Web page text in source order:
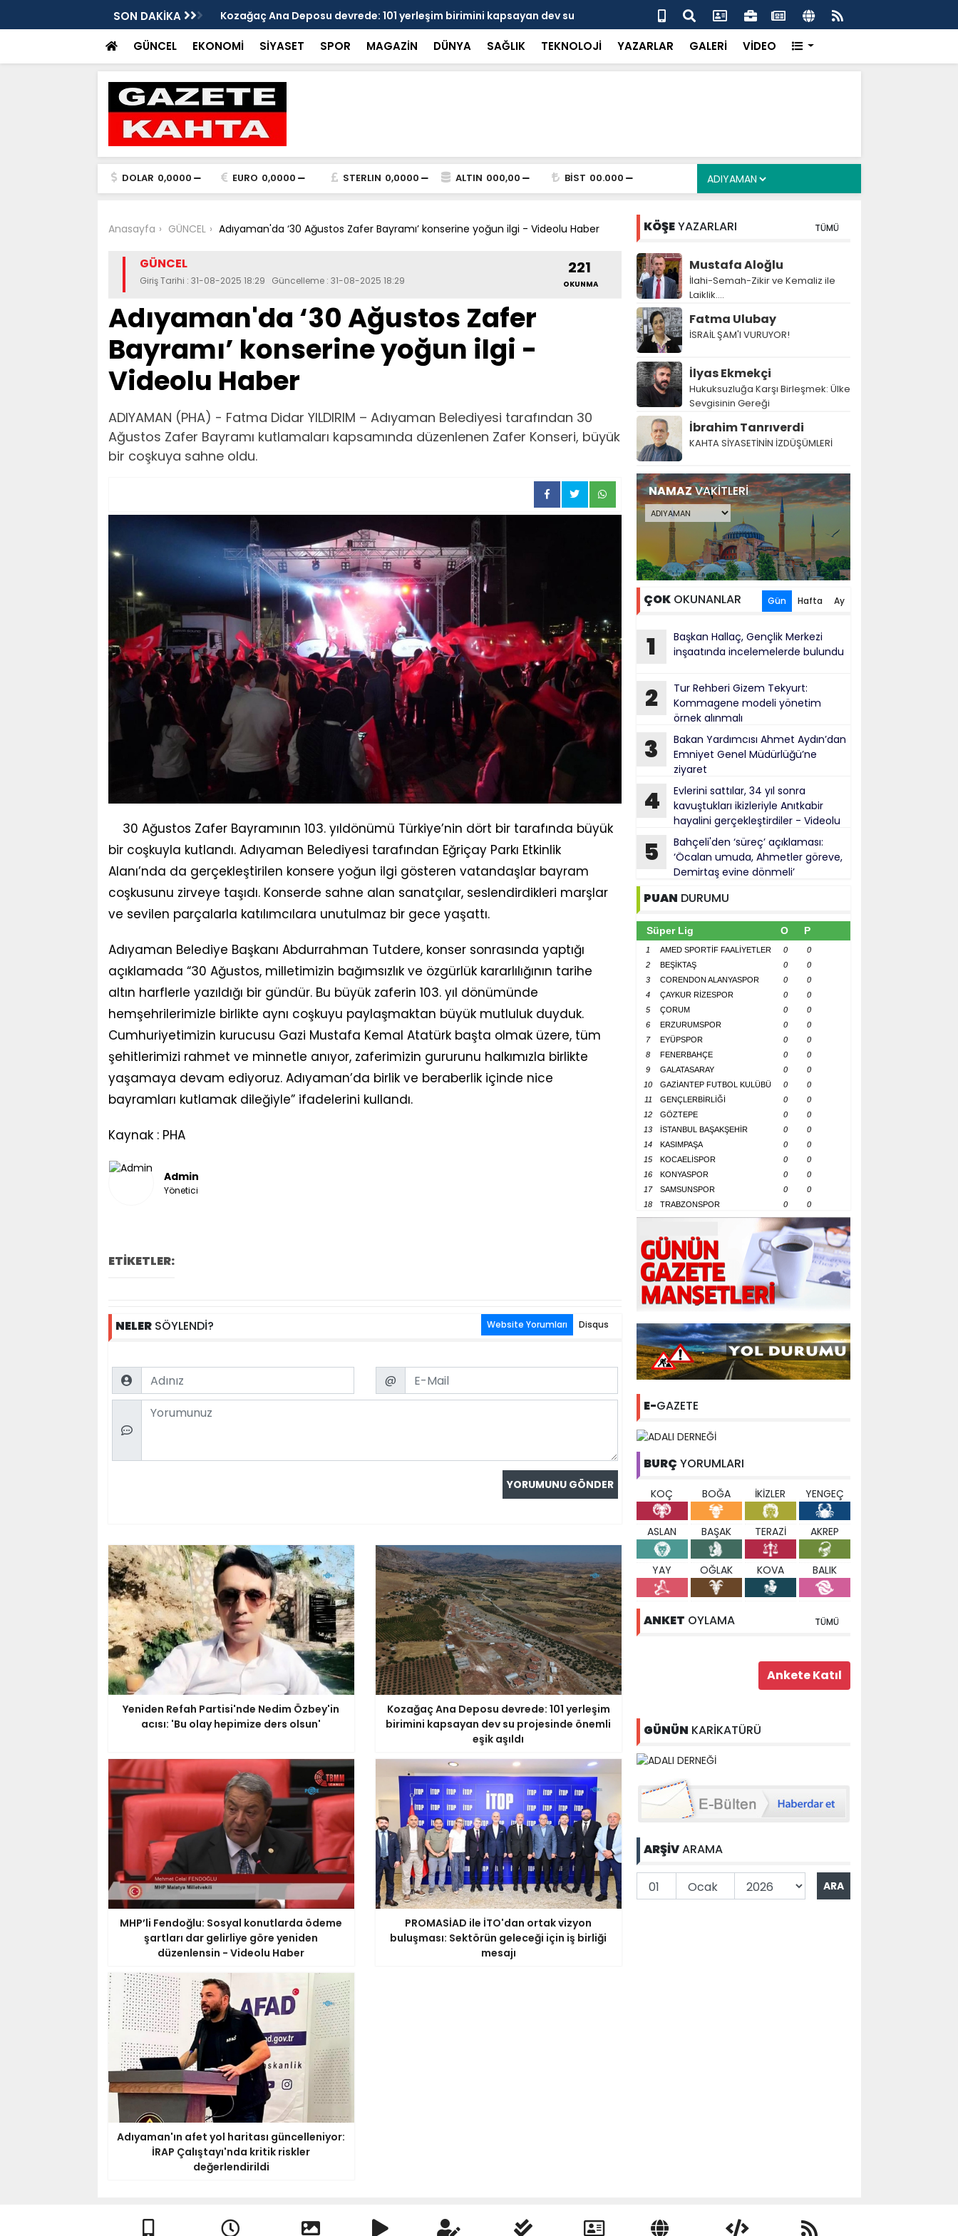
SON DAKİKA
Özbey'in acısı: 'Bu olay hepimize
Kozağaç Ana Deposu devrede: 101 yerleşim birimini kapsayan dev su
projesinde önemli eşik aşıldı
Prof. Dr. Dalyan: ‘Fransız Enstitüsü raporu, Adıyaman'daki siyasi
kırılmayı 'metroköy' kavramıyla açıklıyor’
GÜNCEL EKONOMİ SİYASET SPOR MAGAZİN DÜNYA SAĞLIK TEKNOLOJİ YAZARLAR GALERİ VİDEO
DOLAR 0,0000 EURO 0,0000 STERLIN 0,0000 ALTIN 000,00 BİST 00.000
Anasayfa GÜNCEL Adıyaman'da ‘30 Ağustos Zafer Bayramı’ konserine yoğun ilgi - Videolu Haber
GÜNCEL
Giriş Tarihi : 31-08-2025 18:29 Güncelleme : 31-08-2025 18:29
221
OKUNMA
Adıyaman'da ‘30 Ağustos Zafer
Bayramı’ konserine yoğun ilgi -
Videolu Haber
ADIYAMAN (PHA) - Fatma Didar YILDIRIM – Adıyaman Belediyesi tarafından 30
Ağustos Zafer Bayramı kutlamaları kapsamında düzenlenen Zafer Konseri, büyük
bir coşkuya sahne oldu.
30 Ağustos Zafer Bayramının 103. yıldönümü Türkiye’nin dört bir tarafında büyük
bir coşkuyla kutlandı. Adıyaman Belediyesi tarafından Eğriçay Parkı Etkinlik
Alanı’nda da gerçekleştirilen konsere yoğun ilgi gösteren vatandaşlar bayram
coşkusunu zirveye taşıdı. Konserde sahne alan sanatçılar, seslendirdikleri marşlar
ve sevilen parçalarla katılımcılara unutulmaz bir gece yaşattı.
Adıyaman Belediye Başkanı Abdurrahman Tutdere, konser sonrasında yaptığı
açıklamada “30 Ağustos, milletimizin bağımsızlık ve özgürlük kararlılığının tarihe
altın harflerle yazıldığı bir gündür. Bu büyük zaferin 103. yıl dönümünde
hemşehrilerimizle birlikte aynı coşkuyu paylaşmaktan büyük mutluluk duyduk.
Cumhuriyetimizin kurucusu Gazi Mustafa Kemal Atatürk başta olmak üzere, tüm
şehitlerimizi rahmet ve minnetle anıyor, zaferimizin gururunu halkımızla birlikte
yaşamaya devam ediyoruz. Adıyaman’da birlik ve beraberlik içinde nice
bayramları kutlamak dileğiyle” ifadelerini kullandı.
Kaynak : PHA
Admin
Yönetici
ETİKETLER:
NELERSÖYLENDİ? Website Yorumları Disqus
Name Email
@
Comment
Yeniden Refah Partisi'nde Nedim Özbey'in
acısı: 'Bu olay hepimize ders olsun'
Kozağaç Ana Deposu devrede: 101 yerleşim
birimini kapsayan dev su projesinde önemli
eşik aşıldı
MHP’li Fendoğlu: Sosyal konutlarda ödeme
şartları dar gelirliye göre yeniden
düzenlensin - Videolu Haber
PROMASİAD ile İTO'dan ortak vizyon
buluşması: Sektörün geleceği için iş birliği
mesajı
Adıyaman'ın afet yol haritası güncelleniyor:
İRAP Çalıştayı'nda kritik riskler
değerlendirildi
KÖŞEYAZARLARI TÜMÜ
Mustafa Aloğlu
İlahi-Semah-Zikir ve Kemaliz ile
Laiklik….
Fatma Ulubay
İSRAİL ŞAM'I VURUYOR!
İlyas Ekmekçi
Hukuksuzluğa Karşı Birleşmek: Ülke
Sevgisinin Gereği
İbrahim Tanrıverdi
KAHTA SİYASETİNİN İZDÜŞÜMLERİ
NAMAZVAKİTLERİ
ÇOKOKUNANLAR Gün Hafta Ay
1
Başkan Hallaç, Gençlik Merkezi
inşaatında incelemelerde bulundu
2
Tur Rehberi Gizem Tekyurt:
Kommagene modeli yönetim
örnek alınmalı
3
Bakan Yardımcısı Ahmet Aydın’dan
Emniyet Genel Müdürlüğü’ne
ziyaret
4
Evlerini sattılar, 34 yıl sonra
kavuştukları ikizleriyle Anıtkabir
hayalini gerçekleştirdiler - Videolu
5
Bahçeli'den ‘süreç’ açıklaması:
‘Öcalan umuda, Ahmetler göreve,
Demirtaş evine dönmeli’
PUAN DURUMU
Süper Lig O P
1 AMED SPORTİF FAALİYETLER 0
0
2
BEŞİKTAŞ 0
0
3
CORENDON ALANYASPOR 0
0
4
ÇAYKUR RİZESPOR 0
0
5
ÇORUM 0
0
6
ERZURUMSPOR 0
0
7
EYÜPSPOR 0
0
8
FENERBAHÇE 0
0
9
GALATASARAY 0
0
10
GAZİANTEP FUTBOL KULÜBÜ 0
0
11
GENÇLERBİRLİĞİ 0
0
12
GÖZTEPE 0
0
13
İSTANBUL BAŞAKŞEHİR 0
0
14
KASIMPAŞA 0
0
15
KOCAELİSPOR 0
0
16
KONYASPOR 0
0
17
SAMSUNSPOR 0
0
18
TRABZONSPOR 0 0
E-GAZETE
BURÇ YORUMLARI
KOÇ BOĞA İKİZLER YENGEÇ
ASLAN BAŞAK TERAZİ AKREP
YAY OĞLAK KOVA BALIK
ANKET OYLAMA TÜMÜ
GÜNÜN KARİKATÜRÜ
ARŞİVARAMA